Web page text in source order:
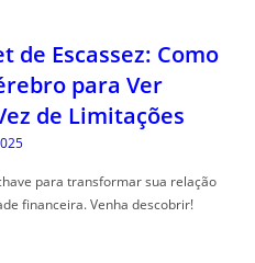
de Escassez: Como
para Ver
de Limitações
para transformar sua relação
financeira. Venha descobrir!